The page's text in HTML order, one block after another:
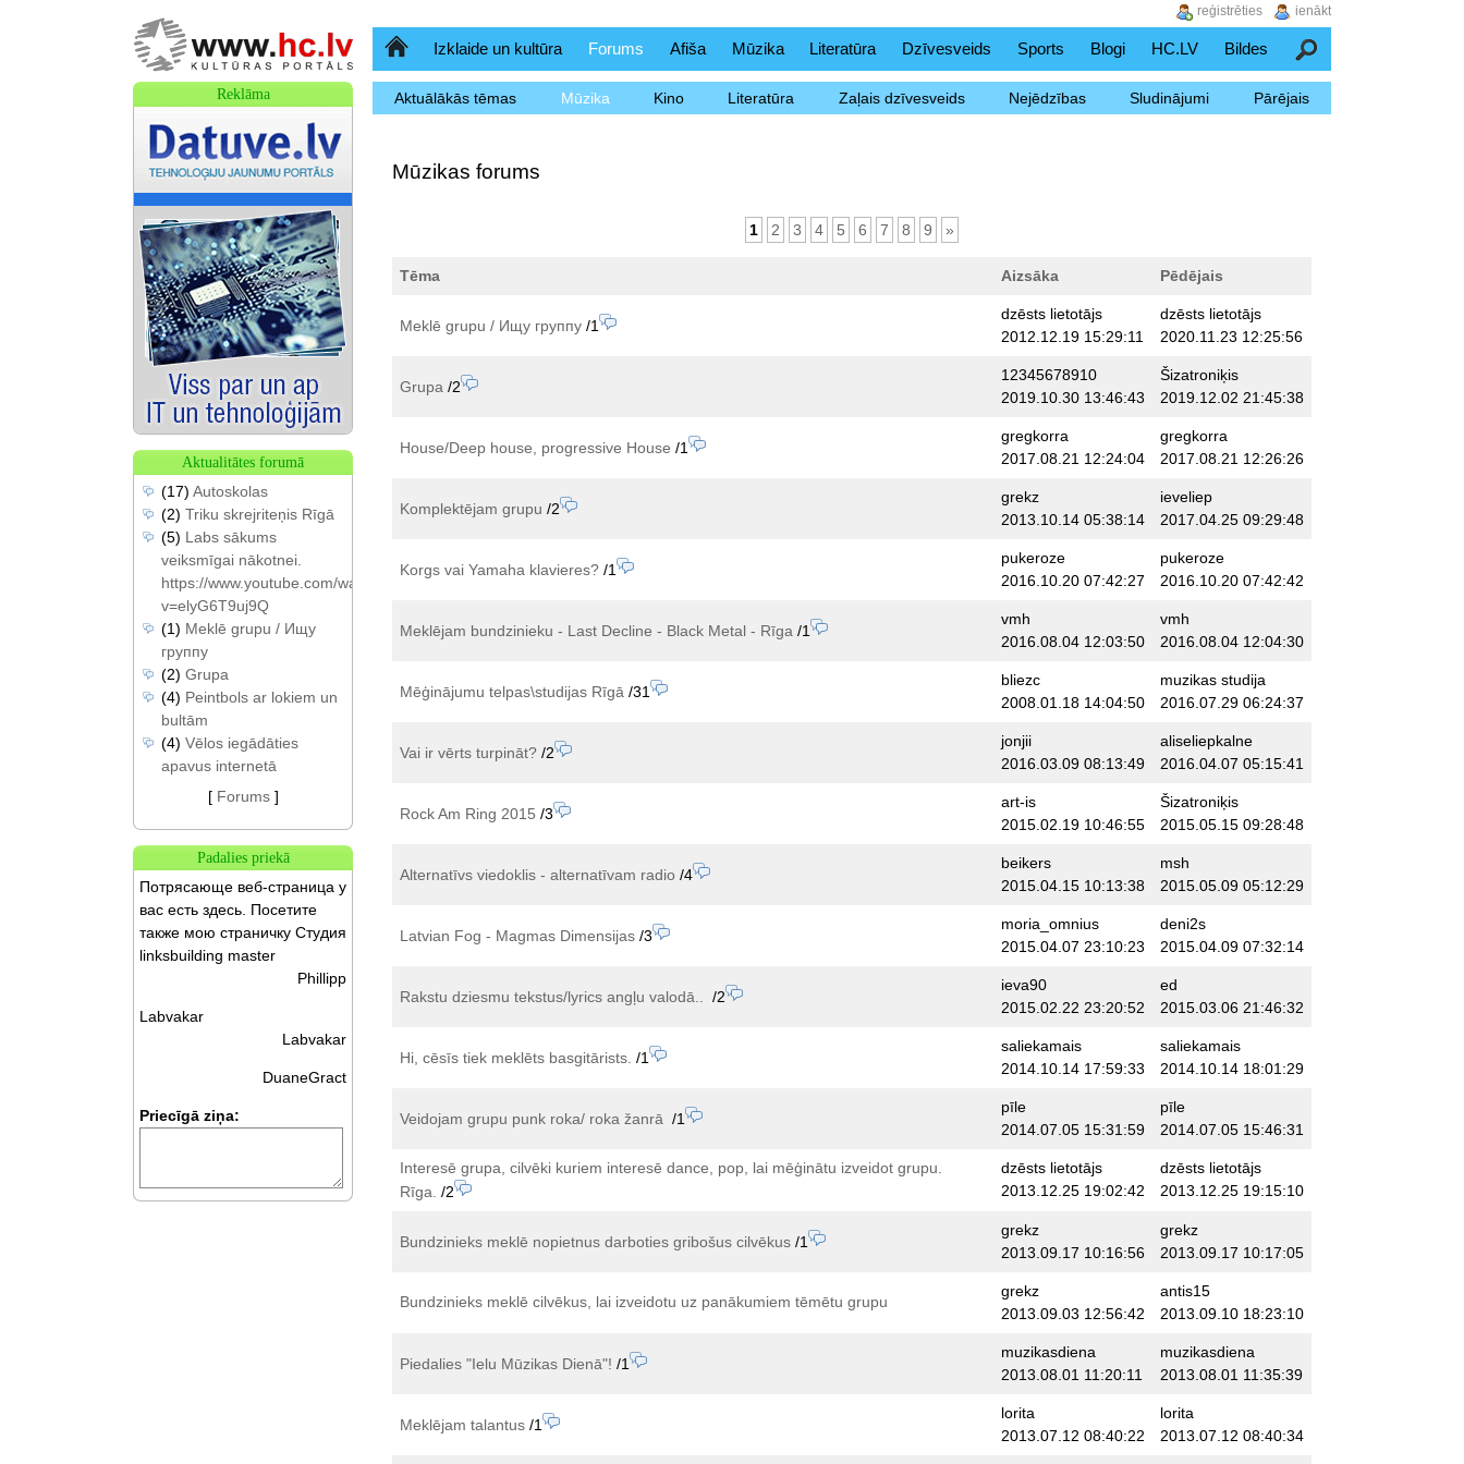
SākumlapaIzklaide un kultūra Forums Afiša Mūzika Literatūra Dzīvesveids Sports Blogi HC.LV Bildes Meklēšana
Aktuālākās tēmas Mūzika Kino Literatūra Zaļais dzīvesveids Nejēdzības Sludinājumi Pārējais
Mūzikas forums
1 2 3 4 5 6 7 8 9 »
Tēma Aizsāka Pēdējais
Meklē grupu / Ищу группу/1
dzēsts lietotājs
2012.12.19 15:29:11
dzēsts lietotājs
2020.11.23 12:25:56
Grupa /2
12345678910
2019.10.30 13:46:43
Šizatroniķis
2019.12.02 21:45:38
House/Deep house, progressive House /1
gregkorra
2017.08.21 12:24:04
gregkorra
2017.08.21 12:26:26
Komplektējam grupu /2
grekz
2013.10.14 05:38:14
ieveliep
2017.04.25 09:29:48
Korgs vai Yamaha klavieres?/1
pukeroze
2016.10.20 07:42:27
pukeroze
2016.10.20 07:42:42
Meklējam bundzinieku - Last Decline - Black Metal - Rīga /1
vmh
2016.08.04 12:03:50
vmh
2016.08.04 12:04:30
Mēģinājumu telpas\studijas Rīgā /31
bliezc
2008.01.18 14:04:50
muzikas studija
2016.07.29 06:24:37
Vai ir vērts turpināt?/2
jonjii
2016.03.09 08:13:49
aliseliepkalne
2016.04.07 05:15:41
Rock Am Ring 2015 /3
art-is
2015.02.19 10:46:55
Šizatroniķis
2015.05.15 09:28:48
Alternatīvs viedoklis - alternatīvam radio/4
beikers
2015.04.15 10:13:38
msh
2015.05.09 05:12:29
Latvian Fog - Magmas Dimensijas/3
moria_omnius
2015.04.07 23:10:23
deni2s
2015.04.09 07:32:14
Rakstu dziesmu tekstus/lyrics angļu valodā.. /2
ieva90
2015.02.22 23:20:52
ed
2015.03.06 21:46:32
Hi, cēsīs tiek meklēts basgitārists. /1
saliekamais
2014.10.14 17:59:33
saliekamais
2014.10.14 18:01:29
Veidojam grupu punk roka/ roka žanrā /1
pīle
2014.07.05 15:31:59
pīle
2014.07.05 15:46:31
Interesē grupa, cilvēki kuriem interesē dance, pop, lai mēģinātu izveidot grupu.
Rīga. /2
dzēsts lietotājs
2013.12.25 19:02:42
dzēsts lietotājs
2013.12.25 19:15:10
Bundzinieks meklē nopietnus darboties gribošus cilvēkus/1
grekz
2013.09.17 10:16:56
grekz
2013.09.17 10:17:05
Bundzinieks meklē cilvēkus, lai izveidotu uz panākumiem tēmētu grupu
grekz
2013.09.03 12:56:42
antis15
2013.09.10 18:23:10
Piedalies "Ielu Mūzikas Dienā"! /1
muzikasdiena
2013.08.01 11:20:11
muzikasdiena
2013.08.01 11:35:39
Meklējam talantus/1
lorita
2013.07.12 08:40:22
lorita
2013.07.12 08:40:34
Reklāma
Aktualitātes forumā
(17) Autoskolas
(2) Triku skrejriteņis Rīgā
(5) Labs sākums
veiksmīgai nākotnei.
https://www.youtube.com/watch?
v=elyG6T9uj9Q
(1) Meklē grupu / Ищу
группу
(2) Grupa
(4) Peintbols ar lokiem un
bultām
(4) Vēlos iegādāties
apavus internetā
[ Forums]
Padalies priekā
Потрясающе веб-страница у
вас есть здесь. Посетите
также мою страничку Студия
linksbuilding master
Phillipp
Labvakar
Labvakar
DuaneGract
Priecīgā ziņa:
ienākt
reģistrēties